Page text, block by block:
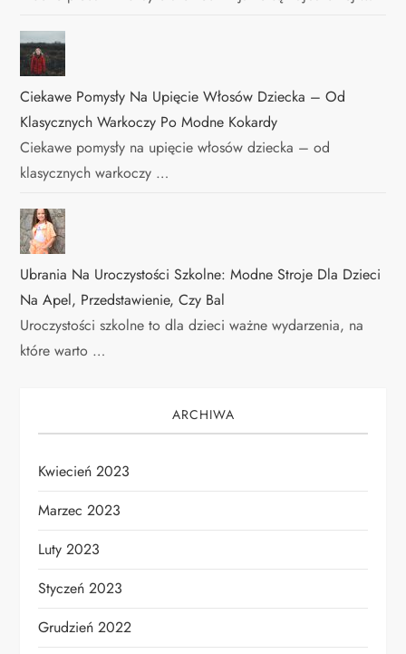
Ciekawe Pomysły Na Upięcie Włosów Dziecka – Od
Klasycznych Warkoczy Po Modne Kokardy
Ciekawe pomysły na upięcie włosów dziecka – od
klasycznych warkoczy …
Ubrania Na Uroczystości Szkolne: Modne Stroje Dla Dzieci
Na Apel, Przedstawienie, Czy Bal
Uroczystości szkolne to dla dzieci ważne wydarzenia, na
które warto …
ARCHIWA
Kwiecień 2023
Marzec 2023
Luty 2023
Styczeń 2023
Grudzień 2022